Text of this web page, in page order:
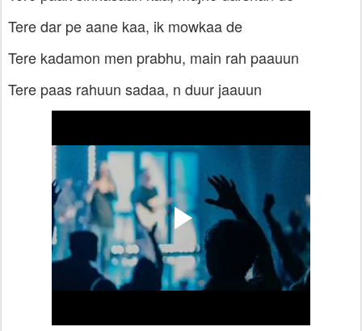
Tere dar pe aane kaa, ik mowkaa de
Tere kadamon men prabhu, main rah paauun
Tere paas rahuun sadaa, n duur jaauun